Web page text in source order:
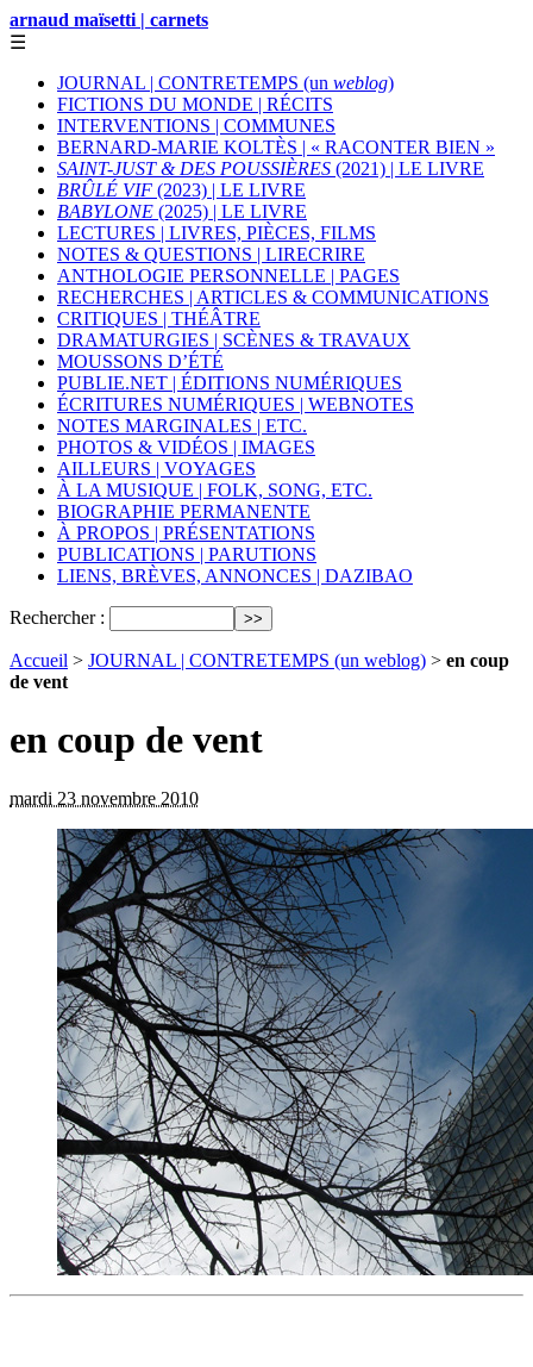
arnaud maïsetti | carnets
☰
JOURNAL | CONTRETEMPS (un weblog)
FICTIONS DU MONDE | RÉCITS
INTERVENTIONS | COMMUNES
BERNARD-MARIE KOLTÈS | « RACONTER BIEN »
SAINT-JUST & DES POUSSIÈRES (2021) | LE LIVRE
BRÛLÉ VIF (2023) | LE LIVRE
BABYLONE (2025) | LE LIVRE
LECTURES | LIVRES, PIÈCES, FILMS
NOTES & QUESTIONS | LIRECRIRE
ANTHOLOGIE PERSONNELLE | PAGES
RECHERCHES | ARTICLES & COMMUNICATIONS
CRITIQUES | THÉÂTRE
DRAMATURGIES | SCÈNES & TRAVAUX
MOUSSONS D’ÉTÉ
PUBLIE.NET | ÉDITIONS NUMÉRIQUES
ÉCRITURES NUMÉRIQUES | WEBNOTES
NOTES MARGINALES | ETC.
PHOTOS & VIDÉOS | IMAGES
AILLEURS | VOYAGES
À LA MUSIQUE | FOLK, SONG, ETC.
BIOGRAPHIE PERMANENTE
À PROPOS | PRÉSENTATIONS
PUBLICATIONS | PARUTIONS
LIENS, BRÈVES, ANNONCES | DAZIBAO
Rechercher :
Accueil > JOURNAL | CONTRETEMPS (un weblog) > en coup
de vent
en coup de vent
mardi 23 novembre 2010